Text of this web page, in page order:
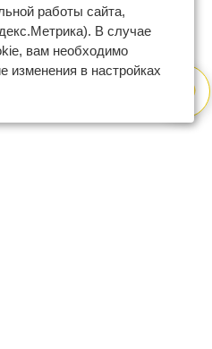
работы сайта,
В случае
вам необходимо
изменения в настройках